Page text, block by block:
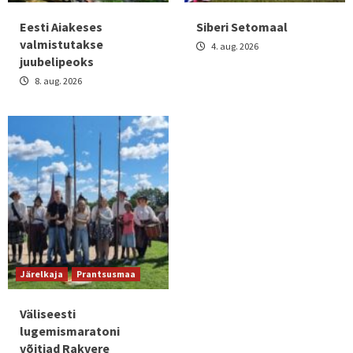
Eesti Aiakeses
valmistutakse
juubelipeoks
8. aug. 2026
Siberi Setomaal
4. aug. 2026
Järelkaja Prantsusmaa
Väliseesti
lugemismaratoni
võitjad Rakvere